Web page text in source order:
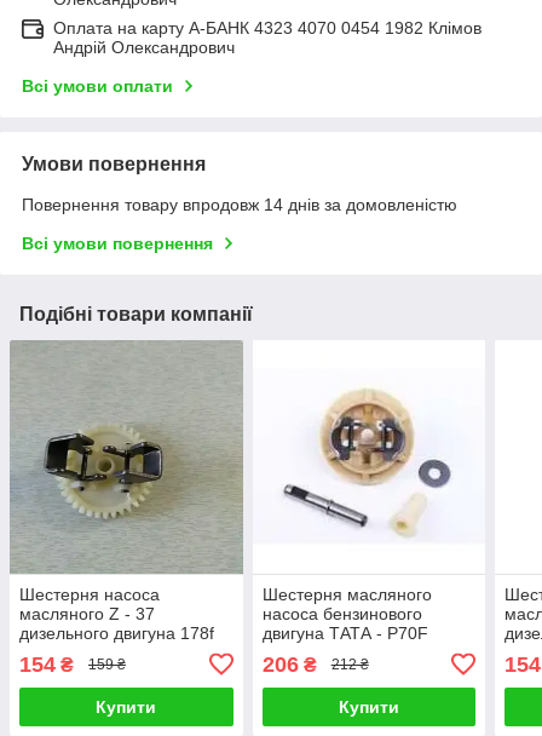
Оплата на карту А-БАНК 4323 4070 0454 1982 Клімов
Андрій Олександрович
Всі умови оплати
Умови повернення
Повернення товару впродовж 14 днів за домовленістю
Всі умови повернення
Подібні товари компанії
Шестерня насоса
масляного Z - 37
дизельного двигуна 178f
154 ₴ 159 ₴
Купити
Шестерня масляного
насоса бензинового
двигуна ТАТА - P70F
206₴ 212 ₴
Купити
154